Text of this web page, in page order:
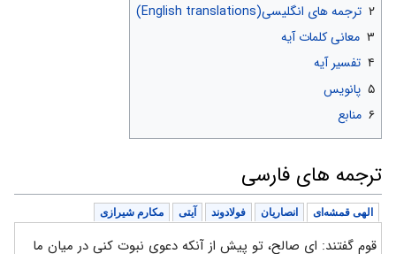
۲ ترجمه های انگلیسی(English translations)
۳ معانی کلمات آیه
۴ تفسیر آیه
۵ پانویس
۶ منابع
ترجمه های فارسی
الهی قمشه‌ای انصاریان فولادوند آیتی مکارم شیرازی
قوم گفتند: ای صالح، تو پیش از آنکه دعوی نبوت کنی در میان ما